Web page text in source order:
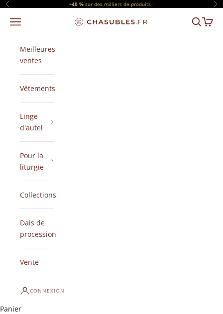
Passer au contenu
Précédent –40 % sur des milliers de produits !
CHASUBLES.FR
Menu Panier
Meilleures
ventes
Vêtements
Linge
d'autel
Pour la
liturgie
Collections
Dais de
procession
Vente
CONNEXION
Panier